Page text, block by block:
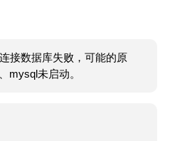
接数据库失败，可能的原
mysql未启动。